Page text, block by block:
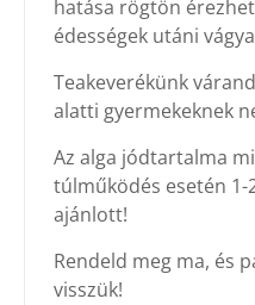
hatása rögtön
édességek utáni
Teakeverékünk
alatti gyermekeknek
Az alga jódtartalma
túlműködés esetén
ajánlott!
Rendeld meg ma, és
visszük!